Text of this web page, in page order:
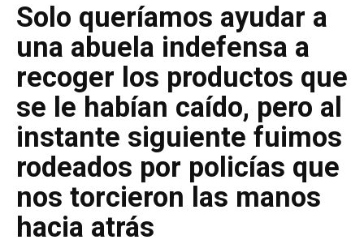
Solo queríamos ayudar a
una abuela indefensa a
recoger los productos que
se le habían caído, pero al
instante siguiente fuimos
rodeados por policías que
nos torcieron las manos
hacia atrás